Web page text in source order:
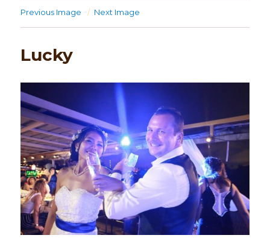
Previous Image Next Image
Lucky